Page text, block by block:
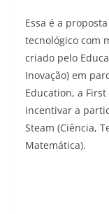
Essa é a
tecnológico com
criado pelo
Inovação) em
Education, a
incentivar a
Steam (Ciência,
Matemática).